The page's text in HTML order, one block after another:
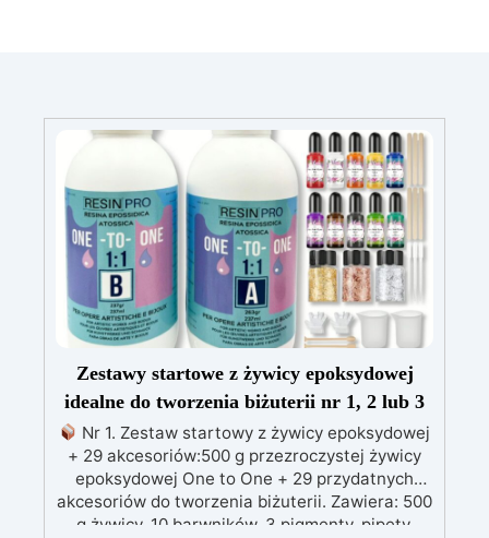
Zestawy startowe z żywicy epoksydowej
idealne do tworzenia biżuterii nr 1, 2 lub 3
Nr 1. Zestaw startowy z żywicy epoksydowej
+ 29 akcesoriów:500 g przezroczystej żywicy
epoksydowej One to One + 29 przydatnych
akcesoriów do tworzenia biżuterii. Zawiera: 500
g żywicy, 10 barwników, 3 pigmenty, pipety,